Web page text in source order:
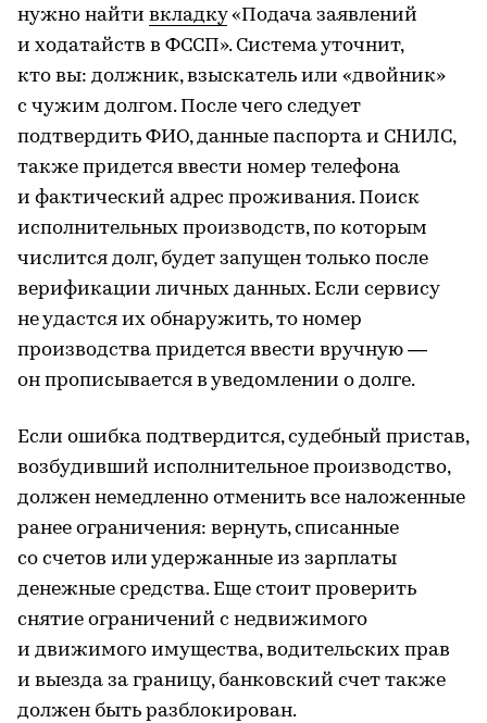
нужно найти вкладку«Подача заявлений
и ходатайств в ФССП». Система уточнит,
кто вы: должник, взыскатель или «двойник»
с чужим долгом. После чего следует
подтвердить ФИО, данные паспорта и СНИЛС,
также придется ввести номер телефона
и фактический адрес проживания. Поиск
исполнительных производств, по которым
числится долг, будет запущен только после
верификации личных данных. Если сервису
не удастся их обнаружить, то номер
производства придется ввести вручную —
он прописывается в уведомлении о долге.
Если ошибка подтвердится, судебный пристав,
возбудивший исполнительное производство,
должен немедленно отменить все наложенные
ранее ограничения: вернуть, списанные
со счетов или удержанные из зарплаты
денежные средства. Еще стоит проверить
снятие ограничений с недвижимого
и движимого имущества, водительских прав
и выезда за границу, банковский счет также
должен быть разблокирован.